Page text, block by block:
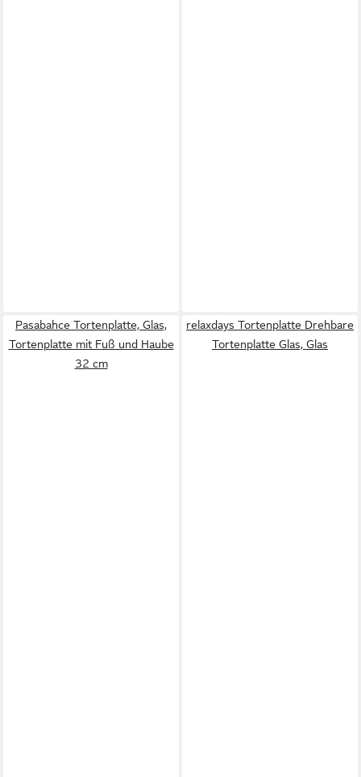
Pasabahce Tortenplatte, Glas,
Tortenplatte mit Fuß und Haube
32 cm
relaxdays Tortenplatte Drehbare
Tortenplatte Glas, Glas